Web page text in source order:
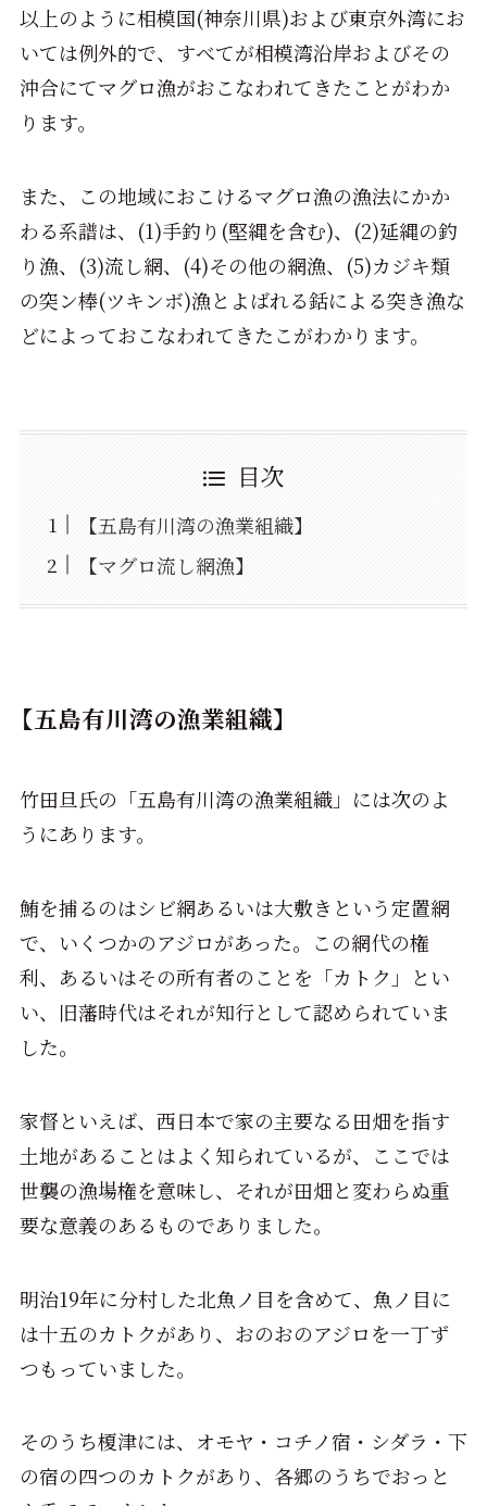
以上のように相模国(神奈川県)および東京外湾にお
いては例外的で、すべてが相模湾沿岸およびその
沖合にてマグロ漁がおこなわれてきたことがわか
ります。
また、この地域におこけるマグロ漁の漁法にかか
わる系譜は、(1)手釣り(堅縄を含む)、(2)延縄の釣
り漁、(3)流し網、(4)その他の網漁、(5)カジキ類
の突ン棒(ツキンボ)漁とよばれる銛による突き漁な
どによっておこなわれてきたこがわかります。
目次
【五島有川湾の漁業組織】
【マグロ流し網漁】
【五島有川湾の漁業組織】
竹田旦氏の「五島有川湾の漁業組織」には次のよ
うにあります。
鮪を捕るのはシビ網あるいは大敷きという定置網
で、いくつかのアジロがあった。この網代の権
利、あるいはその所有者のことを「カトク」とい
い、旧藩時代はそれが知行として認められていま
した。
家督といえば、西日本で家の主要なる田畑を指す
土地があることはよく知られているが、ここでは
世襲の漁場権を意味し、それが田畑と変わらぬ重
要な意義のあるものでありました。
明治19年に分村した北魚ノ目を含めて、魚ノ目に
は十五のカトクがあり、おのおのアジロを一丁ず
つもっていました。
そのうち榎津には、オモヤ・コチノ宿・シダラ・下
の宿の四つのカトクがあり、各郷のうちでおっと